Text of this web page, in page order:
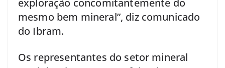
mesmo bem mineral”, diz comunicado
do Ibram.
Os representantes do setor mineral